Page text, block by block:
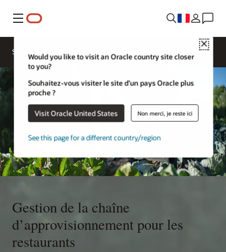
Menu
Close
Would you like to visit an Oracle country site closer
to you?
Souhaitez-vous visiter le site d’un pays Oracle plus
proche ?
Visit Oracle United States Non merci, je reste ici
See this page for a different country/region
Solutions pour les restaurants
Contacter
Oracle
Restaurants
Gestion de la chaîne
d’approvisionnement pour les
restaurants